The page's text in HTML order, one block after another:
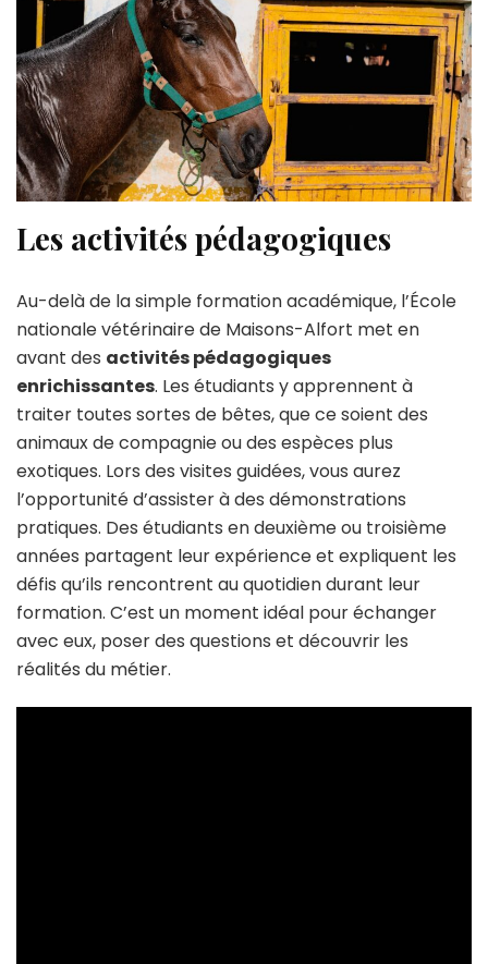
Les activités pédagogiques
Au-delà de la simple formation académique, l’École
nationale vétérinaire de Maisons-Alfort met en
avant des activités pédagogiques
enrichissantes. Les étudiants y apprennent à
traiter toutes sortes de bêtes, que ce soient des
animaux de compagnie ou des espèces plus
exotiques. Lors des visites guidées, vous aurez
l’opportunité d’assister à des démonstrations
pratiques. Des étudiants en deuxième ou troisième
années partagent leur expérience et expliquent les
défis qu’ils rencontrent au quotidien durant leur
formation. C’est un moment idéal pour échanger
avec eux, poser des questions et découvrir les
réalités du métier.